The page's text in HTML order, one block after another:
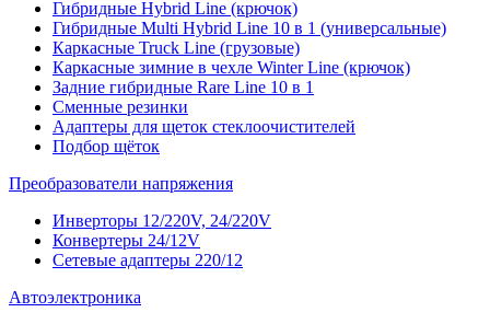
Гибридные Hybrid Line (крючок)
Гибридные Multi Hybrid Line 10 в 1 (универсальные)
Каркасные Truck Line (грузовые)
Каркасные зимние в чехле Winter Line (крючок)
Задние гибридные Rare Line 10 в 1
Сменные резинки
Адаптеры для щеток стеклоочистителей
Подбор щёток
Преобразователи напряжения
Инверторы 12/220V, 24/220V
Конвертеры 24/12V
Сетевые адаптеры 220/12
Автоэлектроника